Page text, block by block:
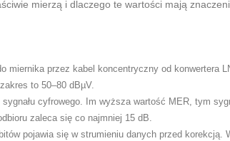
mierzą i dlaczego te wartości mają
miernika przez kabel koncentryczny od konwertera
to 50–80 dBµV.
cyfrowego. Im wyższa wartość MER, tym
zaleca się co najmniej 15 dB.
pojawia się w strumieniu danych przed korekcją.